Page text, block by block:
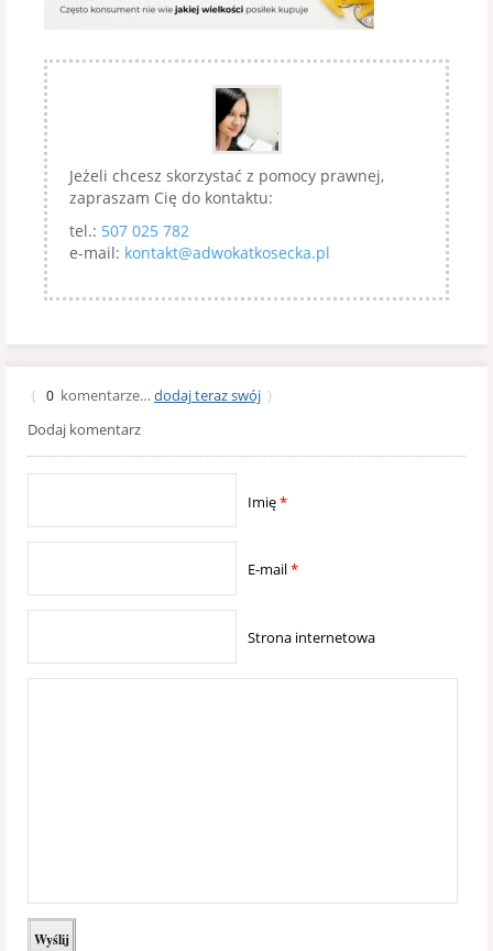
Jeżeli chcesz skorzystać z pomocy prawnej,
zapraszam Cię do kontaktu:
tel.: 507 025 782
e-mail: kontakt@adwokatkosecka.pl
{ 0 komentarze… dodaj teraz swój }
Dodaj komentarz
Imię*
E-mail*
Strona internetowa